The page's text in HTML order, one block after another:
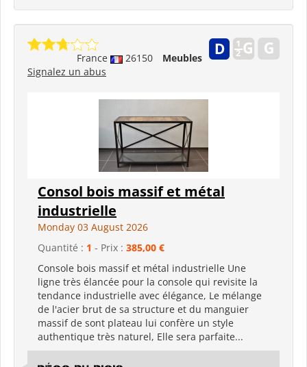
France 26150
Meubles
Signalez un abus
Consol bois massif et métal
industrielle
Monday 03 August 2026
Quantité : 1 - Prix : 385,00 €
Console bois massif et métal industrielle Une
ligne très élancée pour la console qui revisite la
tendance industrielle avec élégance, Le mélange
de l'acier brut de sa structure et du manguier
massif de sont plateau lui confère un style
authentique très naturel, Elle sera parfaite...